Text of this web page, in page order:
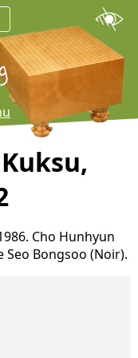
Kuksu,
Cho Hunhyun
Seo Bongsoo (Noir).